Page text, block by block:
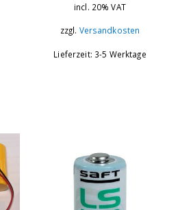
incl. 20% VAT
zzgl. Versandkosten
Lieferzeit: 3-5 Werktage